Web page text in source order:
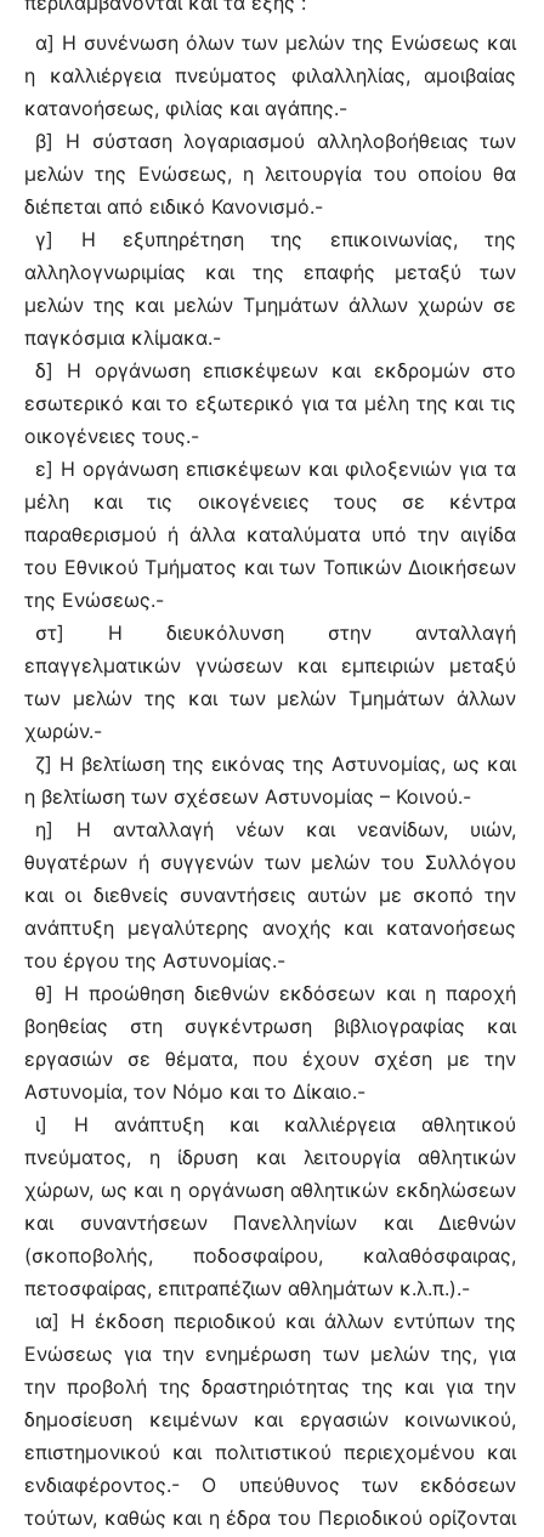
α] Η συνένωση όλων των μελών της Ενώσεως και
η καλλιέργεια πνεύματος φιλαλληλίας, αμοιβαίας
κατανοήσεως, φιλίας και αγάπης.-
β] Η σύσταση λογαριασμού αλληλοβοήθειας των
μελών της Ενώσεως, η λειτουργία του οποίου θα
διέπεται από ειδικό Κανονισμό.-
γ] Η εξυπηρέτηση της επικοινωνίας, της
αλληλογνωριμίας και της επαφής μεταξύ των
μελών της και μελών Τμημάτων άλλων χωρών σε
παγκόσμια κλίμακα.-
δ] Η οργάνωση επισκέψεων και εκδρομών στο
εσωτερικό και το εξωτερικό για τα μέλη της και τις
οικογένειες τους.-
ε] Η οργάνωση επισκέψεων και φιλοξενιών για τα
μέλη και τις οικογένειες τους σε κέντρα
παραθερισμού ή άλλα καταλύματα υπό την αιγίδα
του Εθνικού Τμήματος και των Τοπικών Διοικήσεων
της Ενώσεως.-
στ] Η διευκόλυνση στην ανταλλαγή
επαγγελματικών γνώσεων και εμπειριών μεταξύ
των μελών της και των μελών Τμημάτων άλλων
χωρών.-
ζ] Η βελτίωση της εικόνας της Αστυνομίας, ως και
η βελτίωση των σχέσεων Αστυνομίας – Κοινού.-
η] Η ανταλλαγή νέων και νεανίδων, υιών,
θυγατέρων ή συγγενών των μελών του Συλλόγου
και οι διεθνείς συναντήσεις αυτών με σκοπό την
ανάπτυξη μεγαλύτερης ανοχής και κατανοήσεως
του έργου της Αστυνομίας.-
θ] Η προώθηση διεθνών εκδόσεων και η παροχή
βοηθείας στη συγκέντρωση βιβλιογραφίας και
εργασιών σε θέματα, που έχουν σχέση με την
Αστυνομία, τον Νόμο και το Δίκαιο.-
ι] Η ανάπτυξη και καλλιέργεια αθλητικού
πνεύματος, η ίδρυση και λειτουργία αθλητικών
χώρων, ως και η οργάνωση αθλητικών εκδηλώσεων
και συναντήσεων Πανελληνίων και Διεθνών
(σκοποβολής, ποδοσφαίρου, καλαθόσφαιρας,
πετοσφαίρας, επιτραπέζιων αθλημάτων κ.λ.π.).-
ια] Η έκδοση περιοδικού και άλλων εντύπων της
Ενώσεως για την ενημέρωση των μελών της, για
την προβολή της δραστηριότητας της και για την
δημοσίευση κειμένων και εργασιών κοινωνικού,
επιστημονικού και πολιτιστικού περιεχομένου και
ενδιαφέροντος.- Ο υπεύθυνος των εκδόσεων
τούτων, καθώς και η έδρα του Περιοδικού ορίζονται